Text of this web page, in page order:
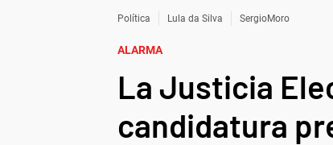
Política Lula da Silva SergioMoro
ALARMA
La Justicia
candidatura